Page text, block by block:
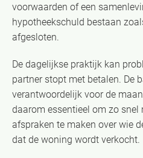
voorwaarden of een
hypotheekschuld bestaan
afgesloten.
De dagelijkse praktijk kan
partner stopt met betalen. De
verantwoordelijk voor de
daarom essentieel om zo
afspraken te maken over wie
dat de woning wordt verkocht.